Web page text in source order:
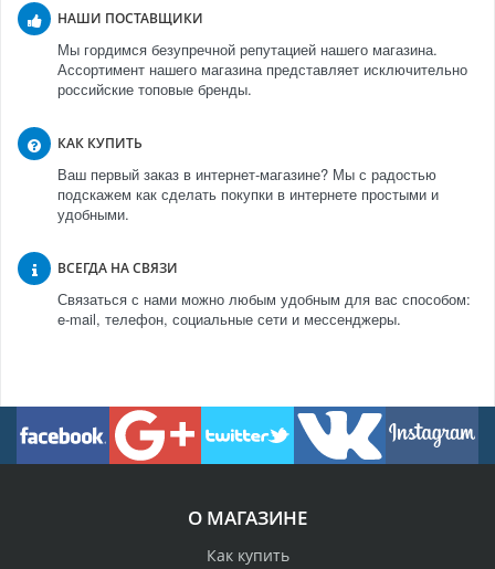
НАШИ ПОСТАВЩИКИ
Мы гордимся безупречной репутацией нашего магазина.
Ассортимент нашего магазина представляет исключительно
российские топовые бренды.
КАК КУПИТЬ
Ваш первый заказ в интернет-магазине? Мы с радостью
подскажем как сделать покупки в интернете простыми и
удобными.
ВСЕГДА НА СВЯЗИ
Связаться с нами можно любым удобным для вас способом:
e-mail, телефон, социальные сети и мессенджеры.
О МАГАЗИНЕ
Как купить